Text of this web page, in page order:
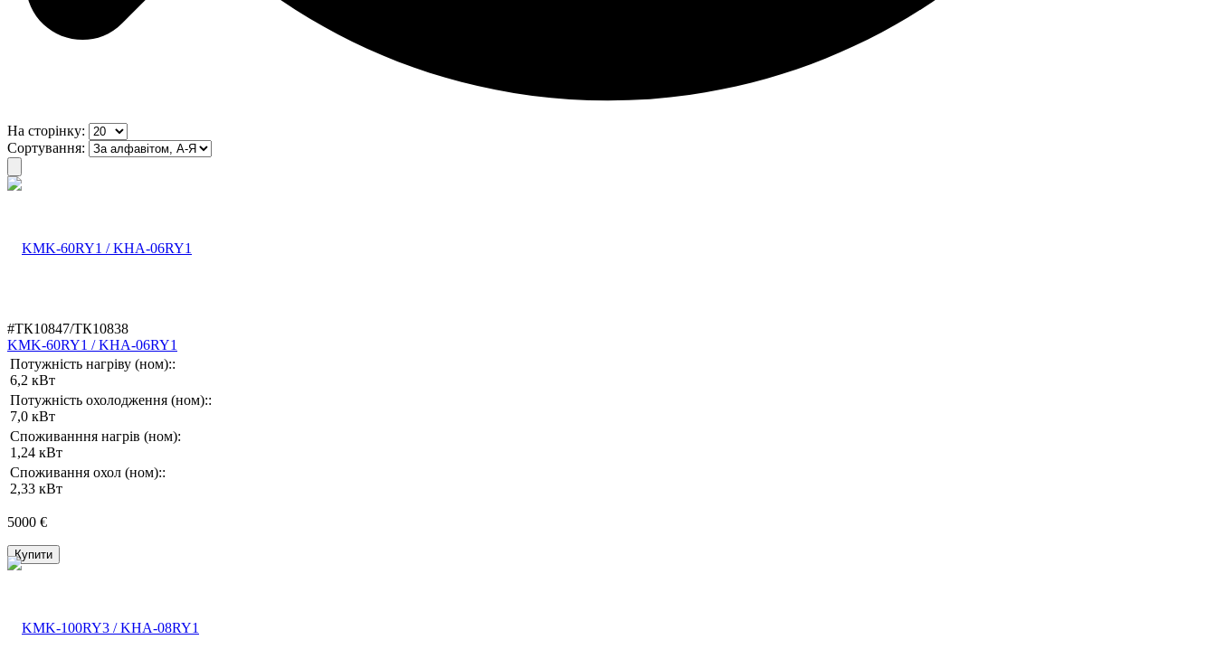
На сторінку:
Сортування:
#ТК10847/ТК10838
KMK-60RY1 / KHA-06RY1
Потужність нагріву (ном)::
6,2 кВт
Потужність охолодження (ном)::
7,0 кВт
Споживанння нагрів (ном):
1,24 кВт
Споживання охол (ном)::
2,33 кВт
5000 €
Купити